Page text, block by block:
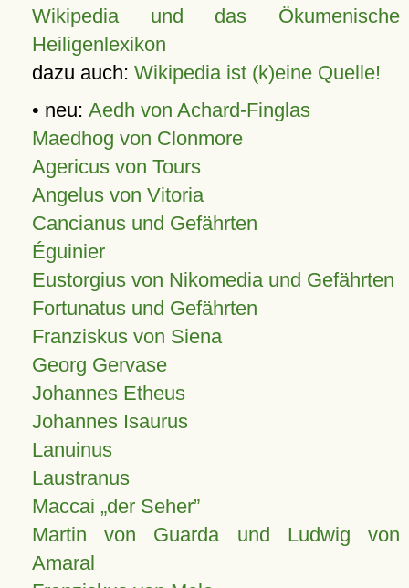
Wikipedia und das Ökumenische
Heiligenlexikon
dazu auch: Wikipedia ist (k)eine Quelle!
• neu: Aedh von Achard-Finglas
Maedhog von Clonmore
Agericus von Tours
Angelus von Vitoria
Cancianus und Gefährten
Éguinier
Eustorgius von Nikomedia und Gefährten
Fortunatus und Gefährten
Franziskus von Siena
Georg Gervase
Johannes Etheus
Johannes Isaurus
Lanuinus
Laustranus
Maccai „der Seher”
Martin von Guarda und Ludwig von
Amaral